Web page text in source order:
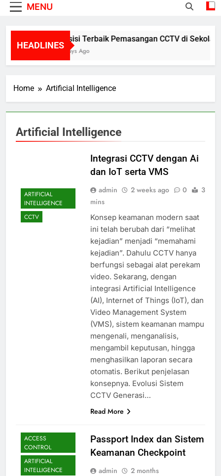
MENU
HEADLINES
Posisi Terbaik Pemasangan CCTV di
3 Days Ago
Home Artificial Intelligence
Artificial Intelligence
ARTIFICIAL
INTELLIGENCE
CCTV
Integrasi CCTV dengan Ai
dan IoT serta VMS
admin 2 weeks ago 0
3
mins
Konsep keamanan modern saat
ini telah berubah dari “melihat
kejadian” menjadi “memahami
kejadian”. Dahulu CCTV hanya
berfungsi sebagai alat perekam
video. Sekarang, dengan
integrasi Artificial Intelligence
(AI), Internet of Things (IoT), dan
Video Management System
(VMS), sistem keamanan mampu
mengenali, menganalisis,
mengambil keputusan, hingga
menghasilkan laporan secara
otomatis. Berikut penjelasan
konsepnya. Evolusi Sistem
CCTV Generasi…
Read More
ACCESS
CONTROL
ARTIFICIAL
INTELLIGENCE
Passport Index dan Sistem
Keamanan Checkpoint
admin
2 months